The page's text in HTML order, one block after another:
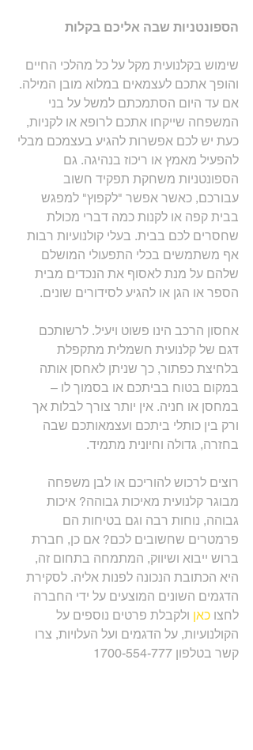
הספונטניות שבה אליכם בקלות
שימוש בקלנועית מקל על כל מהלכי החיים
והופך אתכם לעצמאים במלוא מובן המילה.
אם עד היום הסתמכתם למשל על בני
המשפחה שייקחו אתכם לרופא או לקניות,
כעת יש לכם אפשרות להגיע בעצמכם מבלי
להפעיל מאמץ או ריכוז בנהיגה. גם
הספונטניות משחקת תפקיד חשוב
עבורכם, כאשר אפשר "לקפוץ" למפגש
בבית קפה או לקנות כמה דברי מכולת
שחסרים לכם בבית. בעלי קולנועיות רבות
אף משתמשים בכלי התפעולי המושלם
שלהם על מנת לאסוף את הנכדים מבית
הספר או הגן או להגיע לסידורים שונים.
אחסון הרכב הינו פשוט ויעיל. לרשותכם
דגם של קלנועית חשמלית מתקפלת
בלחיצת כפתור, כך שניתן לאחסן אותה
במקום בטוח בביתכם או בסמוך לו –
במחסן או חניה. אין יותר צורך לבלות אך
ורק בין כותלי ביתכם ועצמאותכם שבה
בחזרה, גדולה וחיונית מתמיד.
רוצים לרכוש להוריכם או לבן משפחה
מבוגר קלנועית מאיכות גבוהה? איכות
גבוהה, נוחות רבה וגם בטיחות הם
פרמטרים שחשובים לכם? אם כן, חברת
ברוש ייבוא ושיווק, המתמחה בתחום זה,
היא הכתובת הנכונה לפנות אליה. לסקירת
הדגמים השונים המוצעים על ידי החברה
לחצו כאן ולקבלת פרטים נוספים על
הקולנועיות, על הדגמים ועל העלויות, צרו
קשר בטלפון 1700-554-777